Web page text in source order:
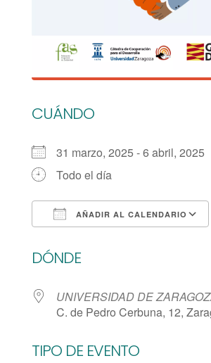
CUÁNDO
31 marzo, 2025 - 6 abril, 2025
Todo el día
AÑADIR AL CALENDARIO
DÓNDE
UNIVERSIDAD DE
C. de Pedro Cerbuna, 12,
TIPO DE EVENTO